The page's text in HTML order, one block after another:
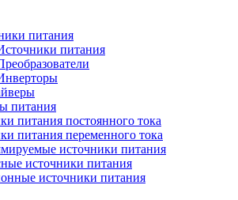
питания
питания
питания
питания постоянного тока
питания переменного тока
источники питания
источники питания
источники питания